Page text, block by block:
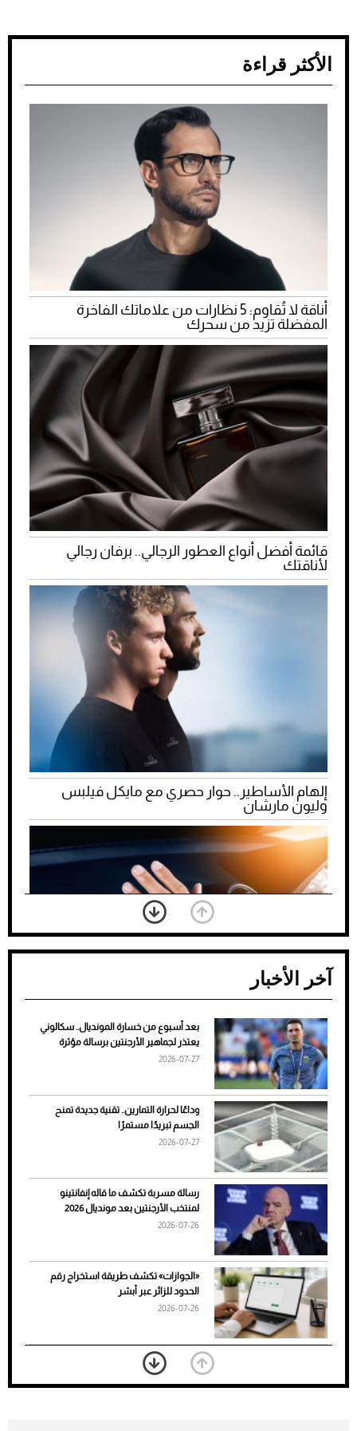
الأكثر قراءة
أناقة لا تُقاوم: 5 نظارات من علاماتك الفاخرة
المفضلة تزيد من سحرك
قائمة أفضل أنواع العطور الرجالي.. برفان رجالي
لأناقتك
إلهام الأساطير.. حوار حصري مع مايكل فيلبس
وليون مارشان
ضعف تبريد مكيف السيارة عند الوقوف.. أشهر
الأسباب والحلول
7 نصائح لاختيار لون البنطلون المناسب للقميص
الأسود
آخر الأخبار
بعد أسبوع من خسارة المونديال.. سكالوني
يعتذر لجماهير الأرجنتين برسالة مؤثرة
2026-07-27
وداعًا لحرارة التمارين.. تقنية جديدة تمنح
الجسم تبريدًا مستمرًا
2026-07-27
رسالة مسربة تكشف ما قاله إنفانتينو
لمنتخب الأرجنتين بعد مونديال 2026
2026-07-26
«الجوازات» تكشف طريقة استخراج رقم
الحدود للزائر عبر أبشر
2026-07-26
بعد 7 أشهر من تعرضه لحادث مروع.. جوشوا
يفوز على برينغا بـ"الضربة القاضية" (فيديو)